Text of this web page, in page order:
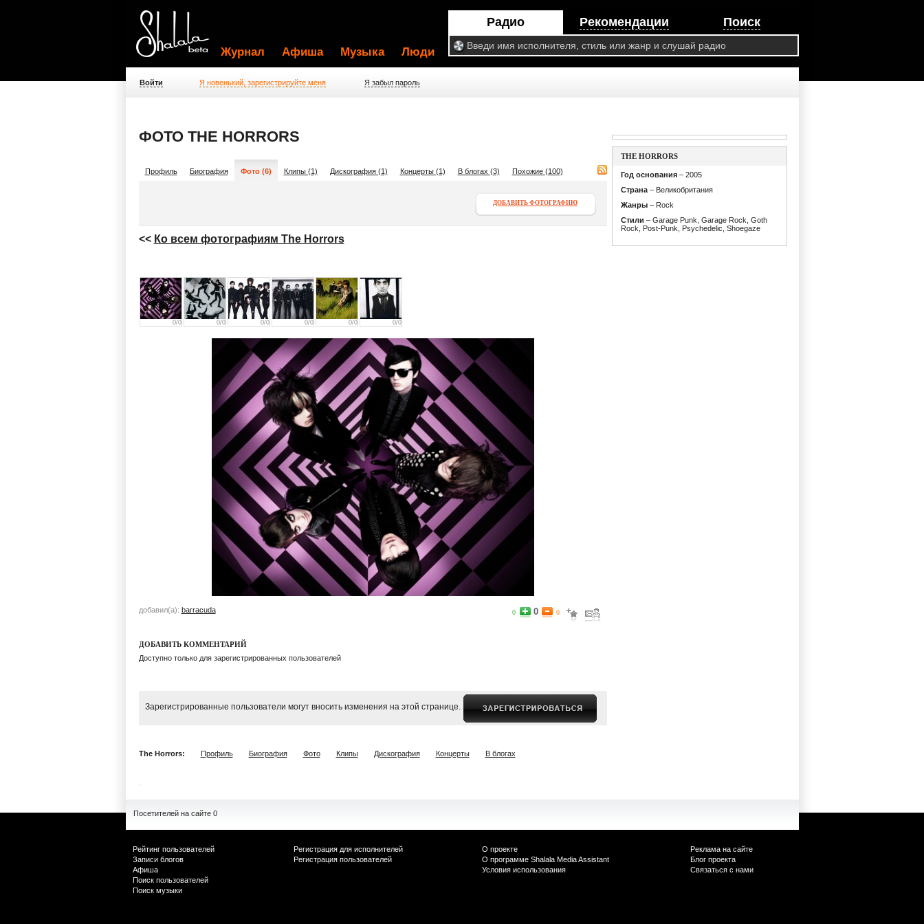
Радио Рекомендации Поиск
Журнал Афиша Музыка Люди
Войти Я новенький, зарегистрируйте меня Я забыл пароль
ФОТО THE HORRORS
Профиль Биография Фото (6) Клипы (1) Дискография (1) Концерты (1) В блогах (3) Похожие (100)
ДОБАВИТЬ ФОТОГРАФИЮ
<< Ко всем фотографиям The Horrors
0/0 0/0 0/0 0/0 0/0 0/0
добавил(а): barracuda 0 0 0
ДОБАВИТЬ КОММЕНТАРИЙ
Доступно только для зарегистрированных пользователей
Зарегистрированные пользователи могут вносить изменения на этой странице.
The Horrors: Профиль Биография Фото Клипы Дискография Концерты В блогах
THE HORRORS
Год основания– 2005
Страна– Великобритания
Жанры– Rock
Стили – Garage Punk, Garage Rock, Goth
Rock, Post-Punk, Psychedelic, Shoegaze
Посетителей на сайте 0
Рейтинг пользователей
Записи блогов
Афиша
Поиск пользователей
Поиск музыки
Регистрация для исполнителей
Регистрация пользователей
О проекте
О программе Shalala Media Assistant
Условия использования
Реклама на сайте
Блог проекта
Связаться с нами